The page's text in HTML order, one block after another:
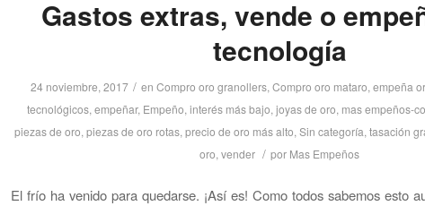
Gastos extras, vende o
tecnología
24 noviembre, 2017 / en Compro oro granollers, Compro oro mataro, empeña
tecnológicos, empeñar, Empeño, interés más bajo, joyas de oro, mas empeños-
piezas de oro, piezas de oro rotas, precio de oro más alto, Sin categoría, tasación
oro, vender / por Mas Empeños
El frío ha venido para quedarse. ¡Así es! Como todos sabemos esto